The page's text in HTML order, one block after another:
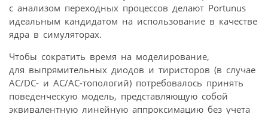
с анализом переходных процессов делают Portunus
идеальным кандидатом на использование в качестве
ядра в симуляторах.
Чтобы сократить время на моделирование,
для выпрямительных диодов и тиристоров (в случае
AC/DC- и AC/AC-топологий) потребовалось принять
поведенческую модель, представляющую собой
эквивалентную линейную аппроксимацию без учета